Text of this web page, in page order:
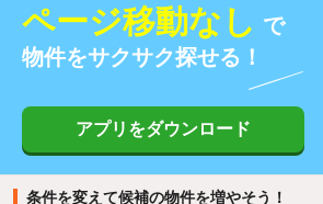
ページ移動なし で
物件をサクサク探せる！
アプリをダウンロード
条件を変えて候補の物件を増やそう！